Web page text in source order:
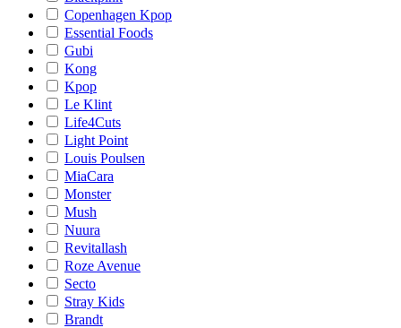
Copenhagen Kpop
Essential Foods
Gubi
Kong
Kpop
Le Klint
Life4Cuts
Light Point
Louis Poulsen
MiaCara
Monster
Mush
Nuura
Revitallash
Roze Avenue
Secto
Stray Kids
Brandt